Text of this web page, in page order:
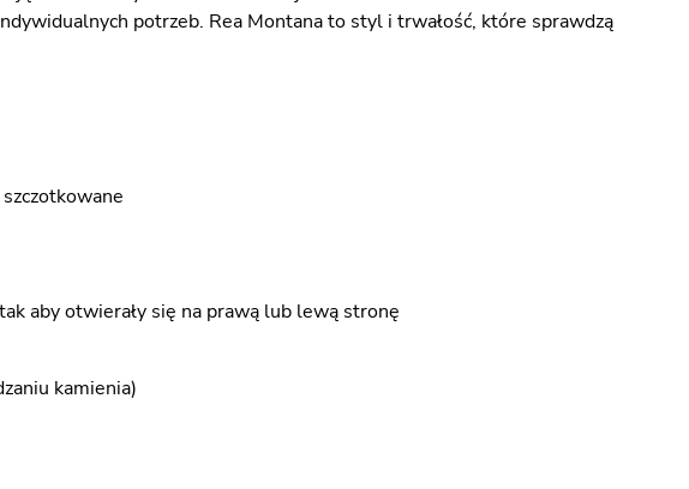
potrzeb. Rea Montana to styl i trwałość, które sprawdzą
aby otwierały się na prawą lub lewą stronę
kamienia)